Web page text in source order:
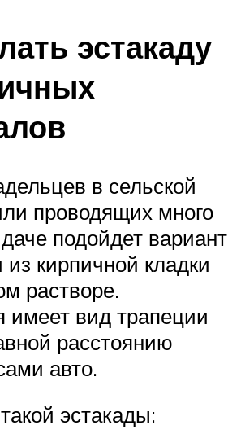
эстакаду
в сельской
проводящих много
подойдет вариант
из кирпичной кладки
растворе.
имеет вид трапеции
расстоянию
авто.
эстакады: